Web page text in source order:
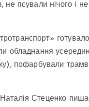
не псували нічого і
обладнання
пофарбували
Стеценко